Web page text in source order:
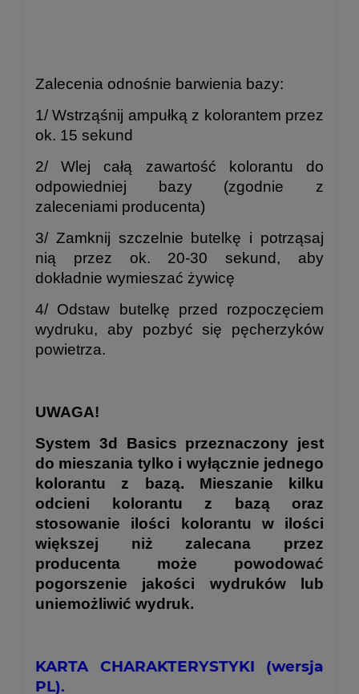
Zalecenia odnośnie barwienia bazy:
1/ Wstrząśnij ampułką z kolorantem przez
ok. 15 sekund
2/ Wlej całą zawartość kolorantu do
odpowiedniej bazy (zgodnie z
zaleceniami producenta)
3/ Zamknij szczelnie butelkę i potrząsaj
nią przez ok. 20-30 sekund, aby
dokładnie wymieszać żywicę
4/ Odstaw butelkę przed rozpoczęciem
wydruku, aby pozbyć się pęcherzyków
powietrza.
UWAGA!
System 3d Basics przeznaczony jest
do mieszania tylko i wyłącznie jednego
kolorantu z bazą. Mieszanie kilku
odcieni kolorantu z bazą oraz
stosowanie ilości kolorantu w ilości
większej niż zalecana przez
producenta może powodować
pogorszenie jakości wydruków lub
uniemożliwić wydruk.
KARTA CHARAKTERYSTYKI (wersja
PL).